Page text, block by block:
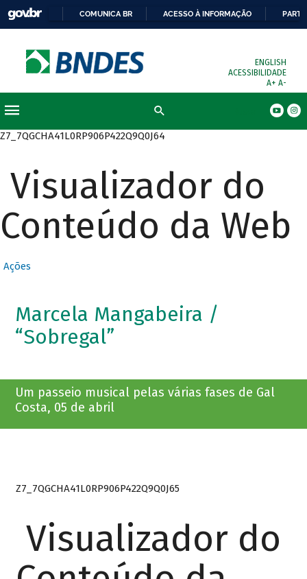
COMUNICA BR ACESSO À INFORMAÇÃO
ENGLISH
ACESSIBILIDADE
A+ A-
Z7_7QGCHA41L0RP906P422Q9Q0J64
Visualizador do
Conteúdo da Web
Ações
Marcela Mangabeira /
“Sobregal”
Um passeio musical pelas várias fases de Gal
Costa, 05 de abril
Z7_7QGCHA41L0RP906P422Q9Q0J65
Visualizador do